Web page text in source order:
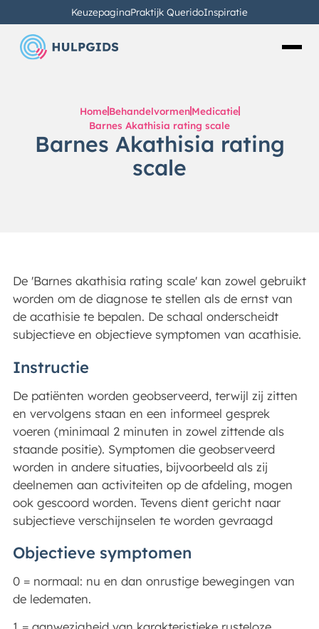
KeuzepaginaPraktijk QueridoInspiratie
Home Behandelvormen Medicatie
Barnes Akathisia rating scale
Barnes Akathisia rating
scale
De 'Barnes akathisia rating scale' kan zowel gebruikt
worden om de diagnose te stellen als de ernst van
de acathisie te bepalen. De schaal onderscheidt
subjectieve en objectieve symptomen van acathisie.
Instructie
De patiënten worden geobserveerd, terwijl zij zitten
en vervolgens staan en een informeel gesprek
voeren (minimaal 2 minuten in zowel zittende als
staande positie). Symptomen die geobserveerd
worden in andere situaties, bijvoorbeeld als zij
deelnemen aan activiteiten op de afdeling, mogen
ook gescoord worden. Tevens dient gericht naar
subjectieve verschijnselen te worden gevraagd
Objectieve symptomen
0 = normaal: nu en dan onrustige bewegingen van
de ledematen.